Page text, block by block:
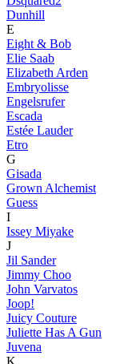
Dunhill
E
Eight & Bob
Elie Saab
Elizabeth Arden
Embryolisse
Engelsrufer
Escada
Estée Lauder
Etro
G
Gisada
Grown Alchemist
Guess
I
Issey Miyake
J
Jil Sander
Jimmy Choo
John Varvatos
Joop!
Juicy Couture
Juliette Has A Gun
Juvena
K